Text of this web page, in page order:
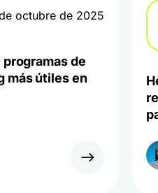
octubre de 2025
de
más útiles en